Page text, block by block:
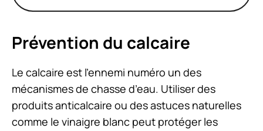
Prévention du calcaire
Le calcaire est l’ennemi numéro un des
mécanismes de chasse d’eau. Utiliser des
produits anticalcaire ou des astuces naturelles
comme le vinaigre blanc peut protéger les